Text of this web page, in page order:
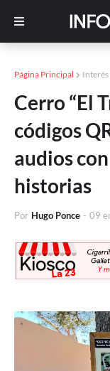
Página Principal Interés
Cerro “El
códigos
audios
historias
Por Hugo Ponce - 09